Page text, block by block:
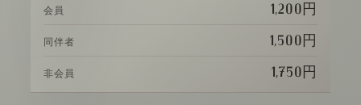
会員 1,200円
同伴者 1,500円
非会員 1,750円